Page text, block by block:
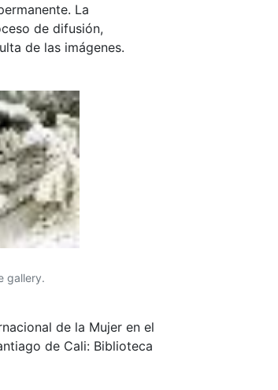
La
de difusión,
de las imágenes.
gallery.
de la Mujer en el
de Cali: Biblioteca